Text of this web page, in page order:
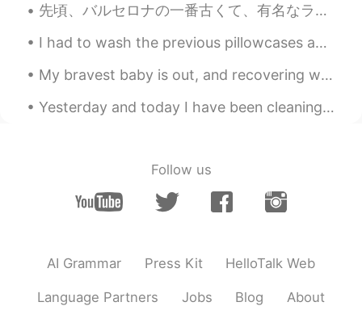
JP EN
本当の友達はいつも会話するのではなく、
お互いの成長を楽しむのが友達だと思う
先頃、バルセロナの一番古くて、有名なラーメン屋へ行った。🍲🍲 このラーメン屋の前いつも行列があります。。。それで、食べたければ、多分1時間半を待っていることが必要です。でも、価値がると思います。...
I had to wash the previous pillowcases and decided to put on the P5 pillowcases~ When I look at ...
My bravest baby is out, and recovering well after surgery :) thank yoi for support, hope we can g...
Yesterday and today I have been cleaning all day therefore I haven't posted anything~ I still ha...
Follow us
AI Grammar Press Kit HelloTalk Web
Language Partners Jobs Blog About